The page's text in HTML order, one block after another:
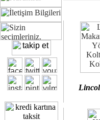
Ofisinizin dekorasyonunda
Çünkü sitemizde bulunan
Size yakışan ofis koltuk
Kalite ve ergonomiyi